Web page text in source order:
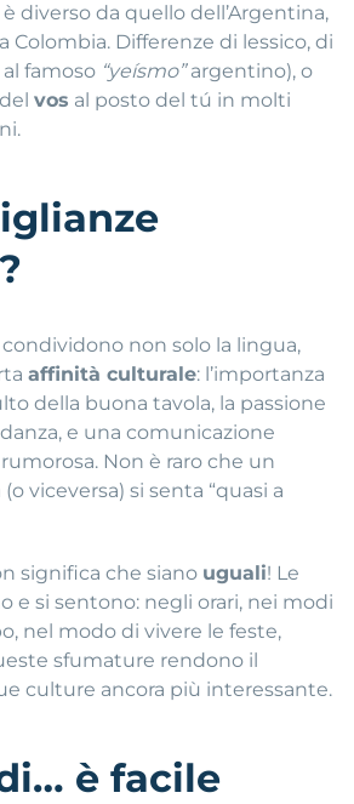
diverso da quello dell’Argentina,
Colombia. Differenze di lessico, di
famoso “yeísmo”argentino), o
vos al posto del tú in molti
non solo la lingua,
affinità culturale: l’importanza
della buona tavola, la passione
e una comunicazione
Non è raro che un
viceversa) si senta “quasi a
significa che siano uguali! Le
e si sentono: negli orari, nei modi
nel modo di vivere le feste,
sfumature rendono il
culture ancora più interessante.
è facile